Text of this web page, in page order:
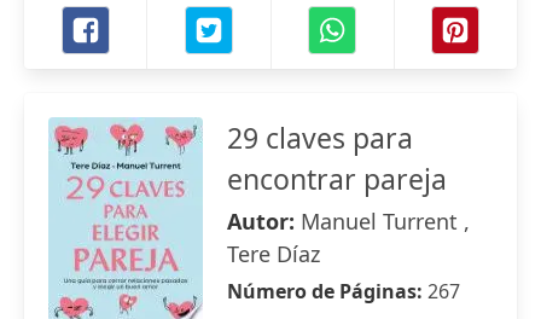
29 claves para
encontrar pareja
Autor: Manuel Turrent ,
Tere Díaz
Número de Páginas: 267